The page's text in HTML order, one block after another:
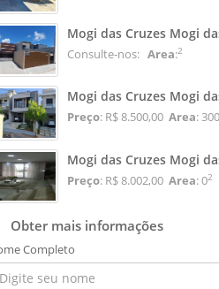
Mogi das Cruzes Mogi
Consulte-nos: Area:2
Mogi das Cruzes Mogi
Preço: R$ 8.500,00 Area: 300
Mogi das Cruzes Mogi
Preço: R$ 8.002,00 Area: 02
Obter mais informações
Completo